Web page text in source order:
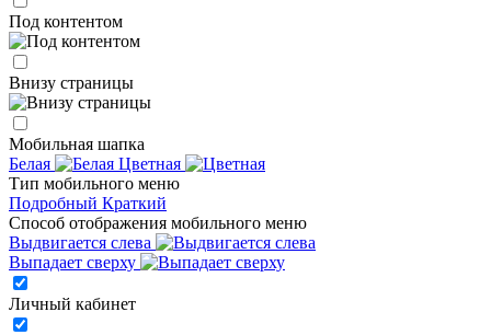
Под контентом
Внизу страницы
Мобильная шапка
Белая
Цветная
Тип мобильного меню
Подробный Краткий
Способ отображения мобильного меню
Выдвигается слева
Выпадает сверху
Личный кабинет